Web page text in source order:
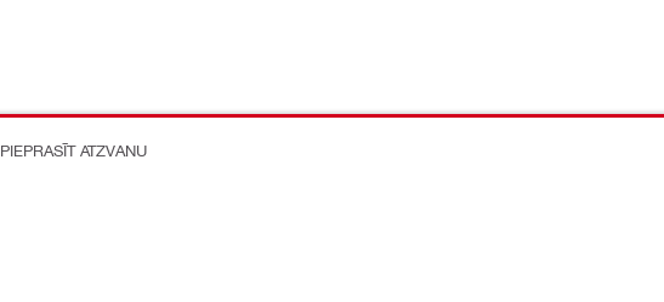
PIEPRASĪT ATZVANU